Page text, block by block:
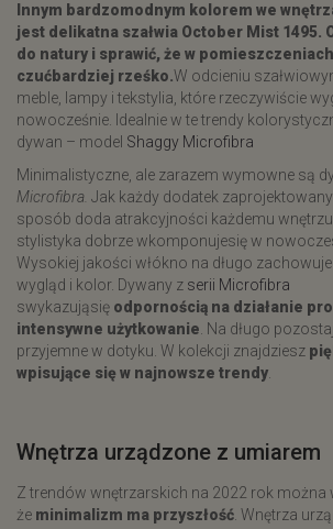
Innym bardzomodnym kolorem we
jest delikatna szałwia October Mist 1495.
do natury i sprawić, że w
czućbardziej rześko.W odcieniu
meble, lampy i tekstylia, które rzeczywiście
nowocześnie. Idealnie w te trendy
dywan – model Shaggy Microfibra
Minimalistyczne, ale zarazem wymowne są
Microfibra. Jak każdy dodatek
sposób doda atrakcyjności każdemu
stylistyka dobrze wkomponujesię w
Wysokiej jakości włókno na długo
wygląd i kolor. Dywany z serii Microfibra
swykazująsię odpornością na działanie
intensywne użytkowanie . Na długo
przyjemne w dotyku. W kolekcji znajdziesz
wpisujące się w najnowsze trendy
​Wnętrza urządzone z umiarem
Z trendów wnętrzarskich na 2022 rok można
że minimalizm ma przyszłość . Wnętrza